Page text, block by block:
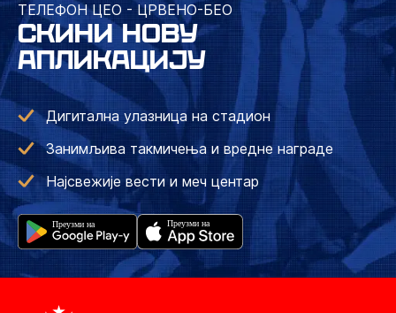
ТЕЛЕФОН ЦЕО - ЦРВЕНО-БЕО
СКИНИ НОВУ
АПЛИКАЦИЈУ
Дигитална улазница на стадион
Занимљива такмичења и вредне награде
Најсвежије вести и меч центар